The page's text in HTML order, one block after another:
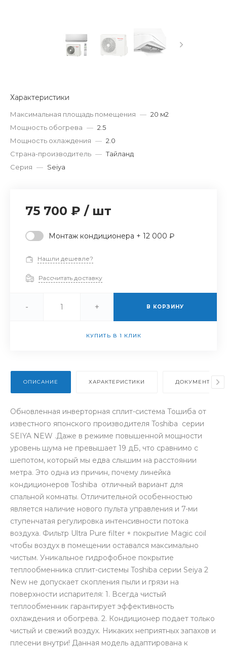
Характеристики
Максимальная площадь помещения — 20 м2
Мощность обогрева — 2.5
Мощность охлаждения — 2.0
Страна-производитель — Тайланд
Серия — Seiya
75 700 ₽ / шт
Монтаж кондиционера + 12 000 ₽
Нашли дешевле?
Рассчитать доставку
- + В КОРЗИНУ
КУПИТЬ В 1 КЛИК
ОПИСАНИЕ ХАРАКТЕРИСТИКИ ДОКУМЕНТЫ
Обновленная инверторная сплит-система Тошиба от
известного японского производителя Toshiba серии
SEIYA NEW .Даже в режиме повышенной мощности
уровень шума не превышает 19 дБ, что сравнимо с
шепотом, который мы едва слышим на расстоянии
метра. Это одна из причин, почему линейка
кондиционеров Toshiba отличный вариант для
спальной комнаты. Отличительной особенностью
является наличие нового пульта управления и 7-ми
ступенчатая регулировка интенсивности потока
воздуха. Фильтр Ultra Pure filter + покрытие Magic coil
чтобы воздух в помещении оставался максимально
чистым. Уникальное гидрофобное покрытие
теплообменника сплит-системы Toshiba серии Seiya 2
New не допускает скопления пыли и грязи на
поверхности испарителя: 1. Всегда чистый
теплообменник гарантирует эффективность
охлаждения и обогрева. 2. Кондиционер подает только
чистый и свежий воздух. Никаких неприятных запахов и
плесени внутри! Данная модель адаптирована к